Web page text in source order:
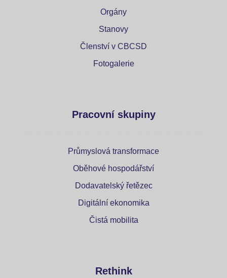
Orgány
Stanovy
Členství v CBCSD
Fotogalerie
Pracovní skupiny
Průmyslová transformace
Oběhové hospodářství
Dodavatelský řetězec
Digitální ekonomika
Čistá mobilita
Rethink